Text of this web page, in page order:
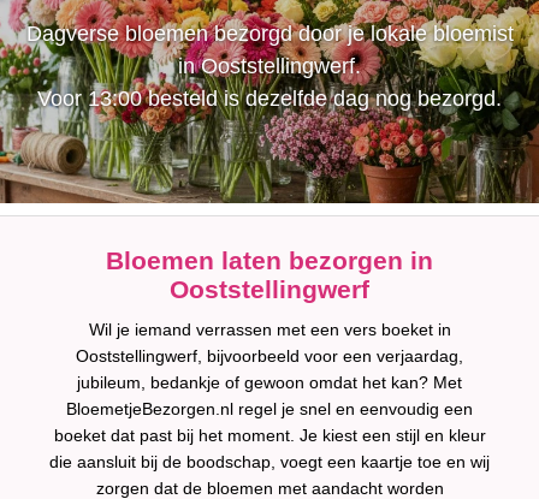
Dagverse bloemen bezorgd door je lokale bloemist
in Ooststellingwerf.
Voor 13:00 besteld is dezelfde dag nog bezorgd.
Bloemen laten bezorgen in
Ooststellingwerf
Wil je iemand verrassen met een vers boeket in
Ooststellingwerf, bijvoorbeeld voor een verjaardag,
jubileum, bedankje of gewoon omdat het kan? Met
BloemetjeBezorgen.nl regel je snel en eenvoudig een
boeket dat past bij het moment. Je kiest een stijl en kleur
die aansluit bij de boodschap, voegt een kaartje toe en wij
zorgen dat de bloemen met aandacht worden